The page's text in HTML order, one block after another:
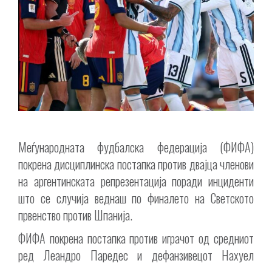
Меѓународната фудбалска федерација (ФИФА)
покрена дисциплинска постапка против двајца членови
на аргентинската репрезентација поради инциденти
што се случија веднаш по финалето на Светското
првенство против Шпанија.
ФИФА покрена постапка против играчот од средниот
ред Леандро Паредес и дефанзивецот Нахуел